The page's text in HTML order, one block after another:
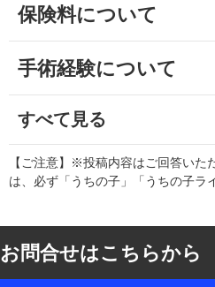
保険料について
手術経験について
すべて見る
【ご注意】※投稿内容はご回答い
は、必ず「うちの子」「うちの子ラ
お問合せはこちらから